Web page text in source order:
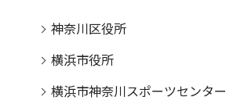
神奈川区役所
横浜市役所
横浜市神奈川スポーツセンター